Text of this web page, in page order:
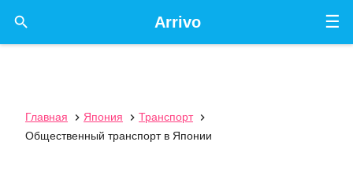
☰
Arrivo

Главная  Япония  Транспорт

Общественный транспорт в Японии